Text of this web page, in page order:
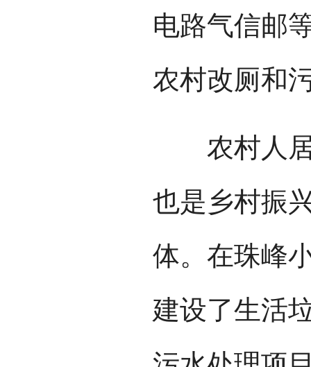
电路气信邮
农村改厕和
农村人居
也是乡村振
体。在珠峰
建设了生活